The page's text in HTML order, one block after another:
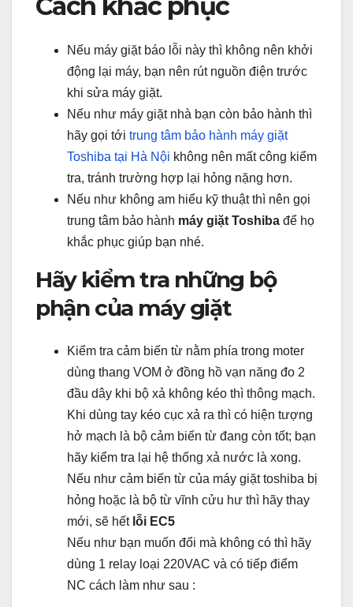
Nếu máy giặt báo lỗi này thì không nên khởi
động lại máy, bạn nên rút nguồn điện trước
khi sửa máy giặt.
Nếu như máy giặt nhà bạn còn bảo hành thì
hãy gọi tới trung tâm bảo hành máy giặt
Toshiba tại Hà Nội không nên mất công kiểm
tra, tránh trường hợp lại hỏng nặng hơn.
Nếu như không am hiểu kỹ thuật thì nên gọi
trung tâm bảo hành máy giặt Toshiba để họ
khắc phục giúp bạn nhé.
Hãy kiểm tra những bộ
phận của máy giặt
Kiểm tra cảm biến từ nằm phía trong moter
dùng thang VOM ở đồng hồ vạn năng đo 2
đầu dây khi bộ xả không kéo thì thông mạch.
Khi dùng tay kéo cục xả ra thì có hiện tượng
hở mạch là bộ cảm biến từ đang còn tốt; bạn
hãy kiểm tra lại hệ thống xả nước là xong.
Nếu như cảm biến từ của máy giặt toshiba bị
hỏng hoặc là bộ từ vĩnh cửu hư thì hãy thay
mới, sẽ hết lỗi EC5
Nếu như bạn muốn đổi mà không có thì hãy
dùng 1 relay loại 220VAC và có tiếp điểm
NC cách làm như sau :